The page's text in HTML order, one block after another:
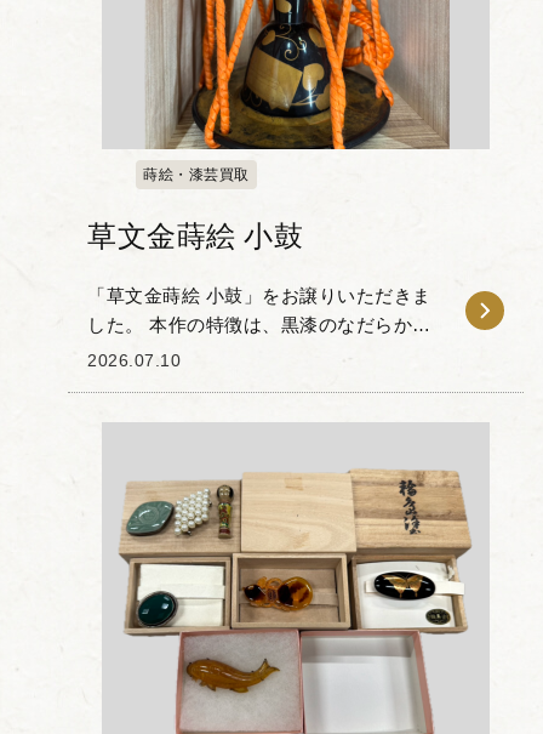
蒔絵・漆芸買取
草文金蒔絵 小鼓
「草文金蒔絵 小鼓」をお譲りいただきま
した。 本作の特徴は、黒漆のなだらかな
地肌に施された、品のある金蒔絵の意匠
2026.07.10